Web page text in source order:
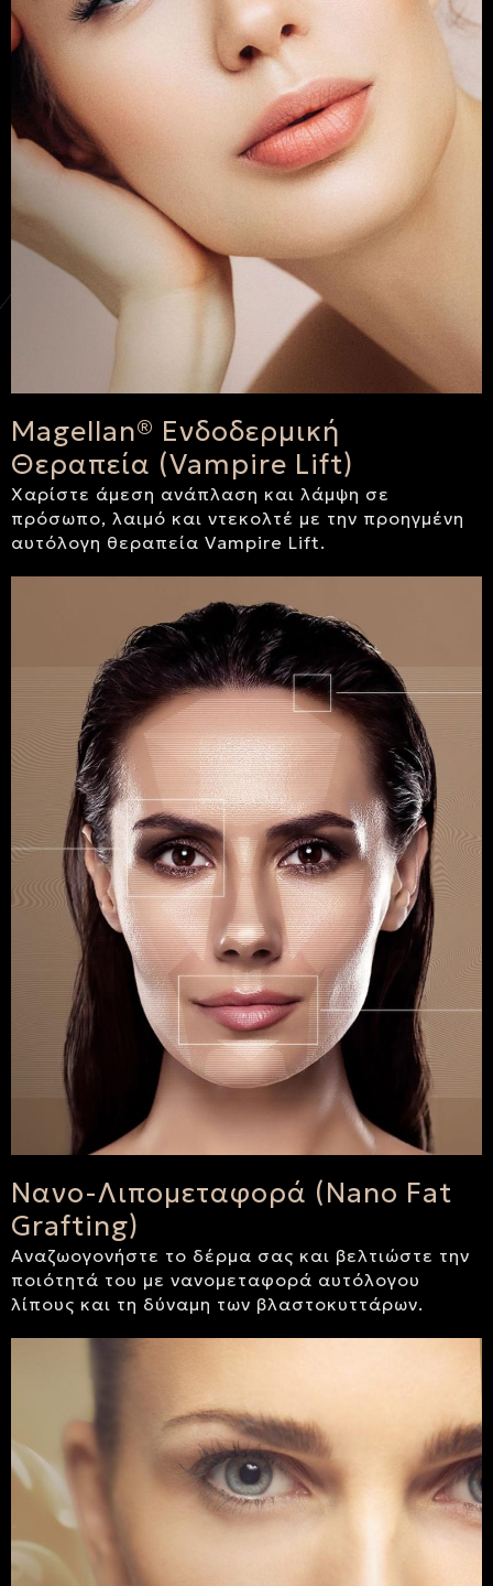
Magellan® Ενδοδερμική
Θεραπεία (Vampire Lift)
Χαρίστε άμεση ανάπλαση και λάμψη σε
πρόσωπο, λαιμό και ντεκολτέ με την προηγμένη
αυτόλογη θεραπεία Vampire Lift.
Νανο-Λιπομεταφορά (Nano Fat
Grafting)
Αναζωογονήστε το δέρμα σας και βελτιώστε την
ποιότητά του με νανομεταφορά αυτόλογου
λίπους και τη δύναμη των βλαστοκυττάρων.